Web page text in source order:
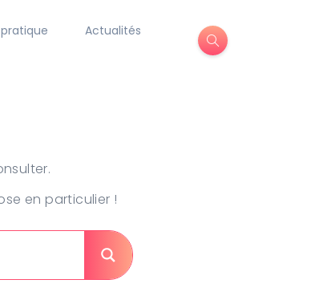
Actualités
en particulier !